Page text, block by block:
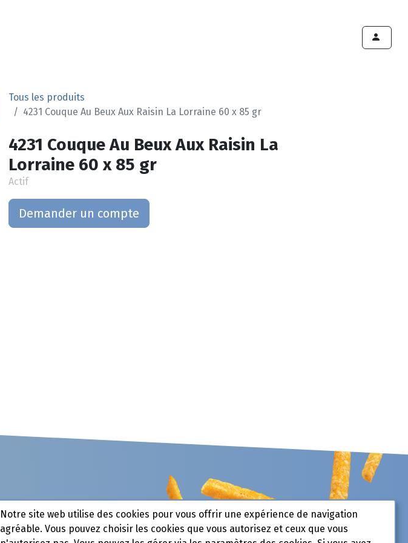
Tous les produits
4231 Couque Au Beux Aux Raisin La Lorraine 60 x 85 gr
4231 Couque Au Beux Aux Raisin La
Lorraine 60 x 85 gr
Actif
Demander un compte
Notre site web utilise des cookies pour vous offrir une expérience de navigation
agréable. Vous pouvez choisir les cookies que vous autorisez et ceux que vous